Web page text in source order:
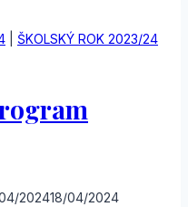
ŠKOLSKÝ ROK 2023/24
202418/04/2024